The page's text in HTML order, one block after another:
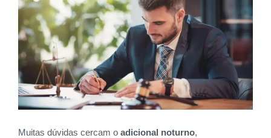
Muitas dúvidas cercam o adicional noturno,